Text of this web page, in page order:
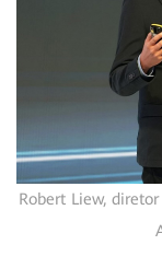
Robert Liew,